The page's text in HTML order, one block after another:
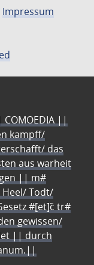
Impressum
||
kampff/
das
aus warheit
|| m#
Todt/
#[et]c̃ tr#
gewissen/
|| durch